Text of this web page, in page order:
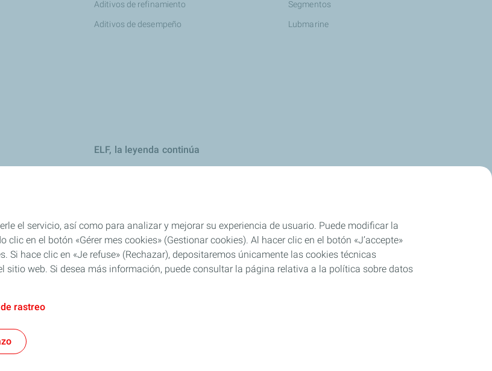
Aditivos de refinamiento
Aditivos de desempeño
Segmentos
Lubmarine
ELF, la leyenda continúa
Cookies y privacidad
el servicio, así como para analizar y mejorar su experiencia de usuario. Puede modificar la
en el botón «Gérer mes cookies» (Gestionar cookies). Al hacer clic en el botón «J’accepte»
hace clic en «Je refuse» (Rechazar), depositaremos únicamente las cookies técnicas
web. Si desea más información, puede consultar la página relativa a la política sobre datos
rastreo